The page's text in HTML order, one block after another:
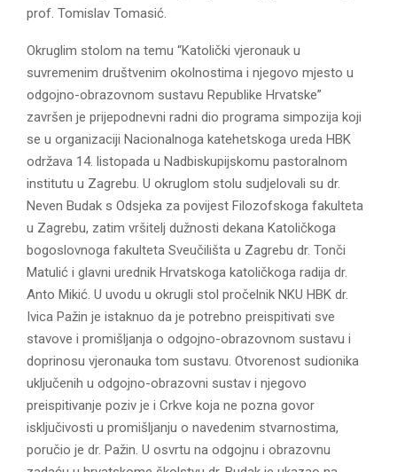
prof. Tomislav Tomasić.
Okruglim stolom na temu “Katolički vjeronauk u
suvremenim društvenim okolnostima i njegovo mjesto u
odgojno-obrazovnom sustavu Republike Hrvatske”
završen je prijepodnevni radni dio programa simpozija koji
se u organizaciji Nacionalnoga katehetskoga ureda HBK
održava 14. listopada u Nadbiskupijskomu pastoralnom
institutu u Zagrebu. U okruglom stolu sudjelovali su dr.
Neven Budak s Odsjeka za povijest Filozofskoga fakulteta
u Zagrebu, zatim vršitelj dužnosti dekana Katoličkoga
bogoslovnoga fakulteta Sveučilišta u Zagrebu dr. Tonči
Matulić i glavni urednik Hrvatskoga katoličkoga radija dr.
Anto Mikić. U uvodu u okrugli stol pročelnik NKU HBK dr.
Ivica Pažin je istaknuo da je potrebno preispitivati sve
stavove i promišljanja o odgojno-obrazovnom sustavu i
doprinosu vjeronauka tom sustavu. Otvorenost sudionika
uključenih u odgojno-obrazovni sustav i njegovo
preispitivanje poziv je i Crkve koja ne pozna govor
isključivosti u promišljanju o navedenim stvarnostima,
poručio je dr. Pažin. U osvrtu na odgojnu i obrazovnu